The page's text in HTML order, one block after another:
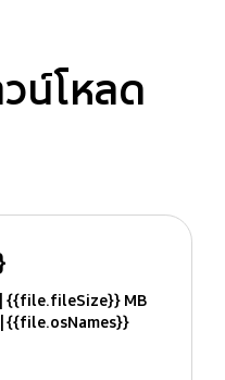
น์โหลด
{{file.fileSize}} MB
{{file.osNames}}